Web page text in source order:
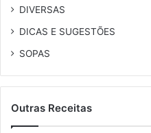
DIVERSAS
DICAS E SUGESTÕES
SOPAS
Outras Receitas